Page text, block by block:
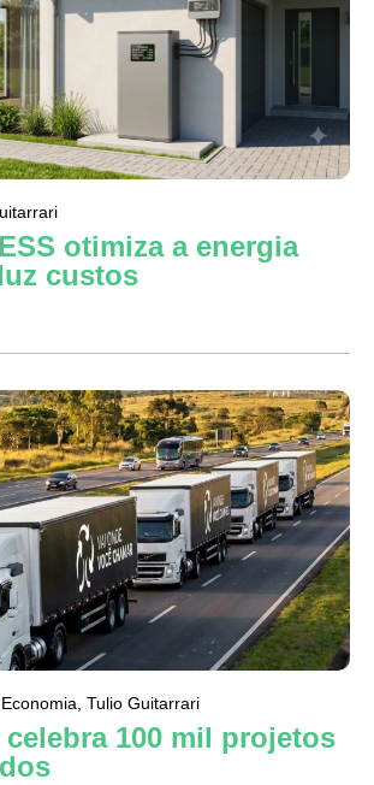
otimiza a energia
custos
Economia Tulio Guitarrari
celebra 100 mil projetos